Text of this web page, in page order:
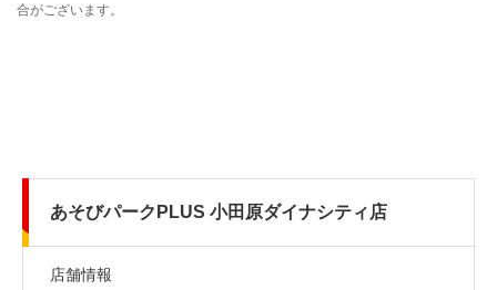
あそびパークPLUS 小田原ダイナシティ店
店舗情報